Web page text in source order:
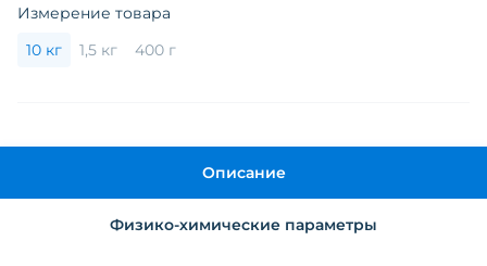
Измерение товара
10 кг
1,5 кг 400 г
Описание
Физико-химические параметры